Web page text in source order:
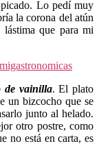
picado. Lo pedí muy
la corona del atún
que para mi
de vainilla. El plato
un bizcocho que se
junto al helado.
otro postre, como
no está en carta, es